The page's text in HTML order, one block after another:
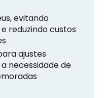
evitando
reduzindo custos
ajustes
necessidade de